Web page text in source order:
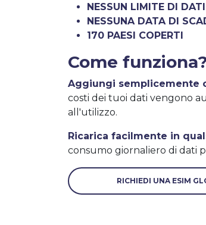
NESSUN LIMITE DI DATI
NESSUNA DATA DI
170 PAESI COPERTI
Come
Aggiungi semplicemente
costi dei tuoi dati vengono
all'utilizzo.
Ricarica facilmente in
consumo giornaliero di dati
RICHIEDI UNA ESIM